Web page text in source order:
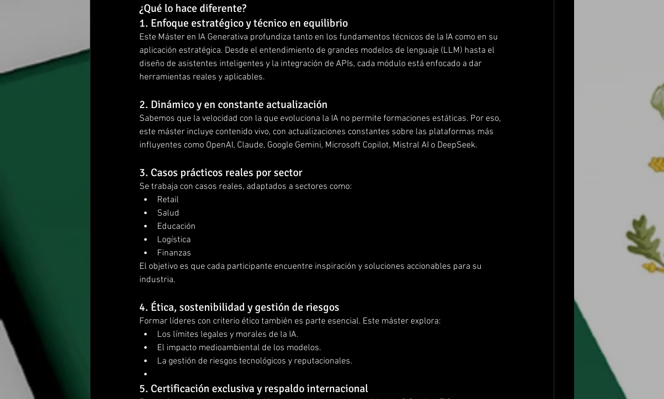
¿Qué lo hace diferente?
1. Enfoque estratégico y técnico en equilibrio
Este Máster en IA Generativa profundiza tanto en los fundamentos técnicos de la IA como en su
aplicación estratégica. Desde el entendimiento de grandes modelos de lenguaje (LLM) hasta el
diseño de asistentes inteligentes y la integración de APIs, cada módulo está enfocado a dar
herramientas reales y aplicables.
2. Dinámico y en constante actualización
Sabemos que la velocidad con la que evoluciona la IA no permite formaciones estáticas. Por eso,
este máster incluye contenido vivo, con actualizaciones constantes sobre las plataformas más
influyentes como OpenAI, Claude, Google Gemini, Microsoft Copilot, Mistral AI o DeepSeek.
3. Casos prácticos reales por sector
Se trabaja con casos reales, adaptados a sectores como:
Retail
Salud
Educación
Logística
Finanzas
El objetivo es que cada participante encuentre inspiración y soluciones accionables para su
industria.
4. Ética, sostenibilidad y gestión de riesgos
Formar líderes con criterio ético también es parte esencial. Este máster explora:
Los límites legales y morales de la IA.
El impacto medioambiental de los modelos.
La gestión de riesgos tecnológicos y reputacionales.
5. Certificación exclusiva y respaldo internacional